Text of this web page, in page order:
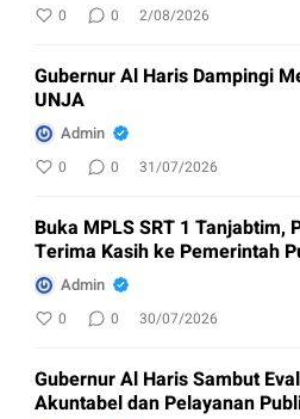
0 0 2/08/2026
Gubernur Al Haris Dampingi
UNJA
Admin
0 0 31/07/2026
Buka MPLS SRT 1 Tanjabtim,
Terima Kasih ke Pemerintah
Admin
0 0 30/07/2026
Gubernur Al Haris Sambut
Akuntabel dan Pelayanan